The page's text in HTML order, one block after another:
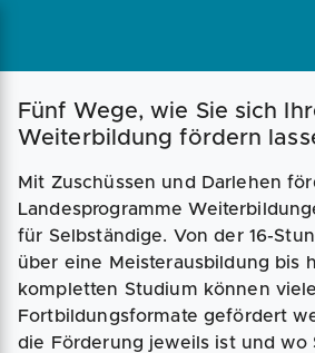
Magazin
Fünf Wege, wie Sie sich
Weiterbildung fördern
Mit Zuschüssen und Darlehen
Landesprogramme
für Selbständige. Von der 16-
über eine Meisterausbildung bis
kompletten Studium können viele
Fortbildungsformate gefördert
die Förderung jeweils ist und wo